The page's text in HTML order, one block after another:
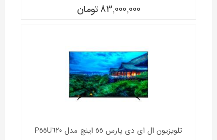
83,000,000 تومان
تلویزیون ال ای دی پارس 55 اینچ مدل P55U620